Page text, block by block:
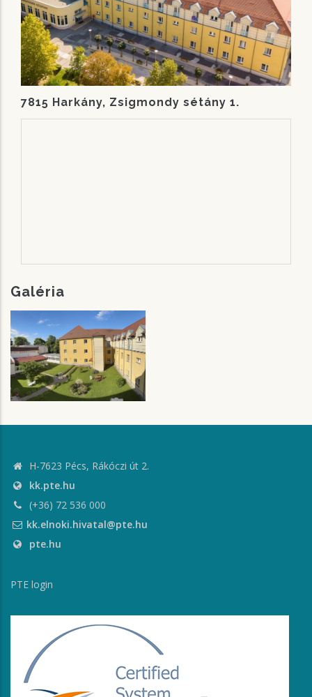
7815 Harkány, Zsigmondy sétány 1.
Galéria
H-7623 Pécs, Rákóczi út 2.
kk.pte.hu
(+36) 72 536 000
kk.elnoki.hivatal@pte.hu
pte.hu
PTE login